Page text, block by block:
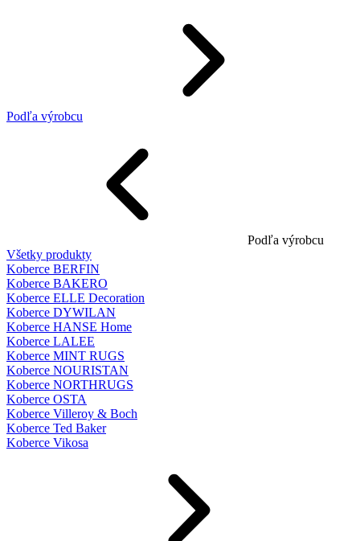
Podľa výrobcu
Podľa výrobcu
Všetky produkty
Koberce BERFIN
Koberce BAKERO
Koberce ELLE Decoration
Koberce DYWILAN
Koberce HANSE Home
Koberce LALEE
Koberce MINT RUGS
Koberce NOURISTAN
Koberce NORTHRUGS
Koberce OSTA
Koberce Villeroy & Boch
Koberce Ted Baker
Koberce Vikosa